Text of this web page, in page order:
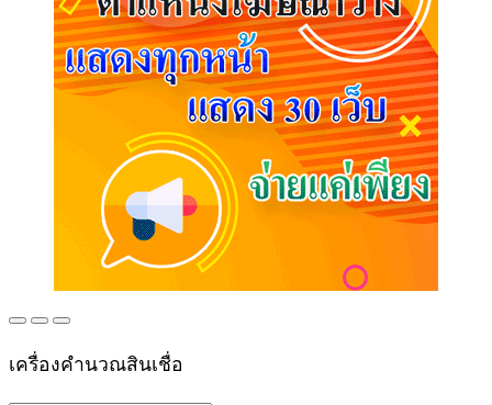
เครื่องคำนวณสินเชื่อ